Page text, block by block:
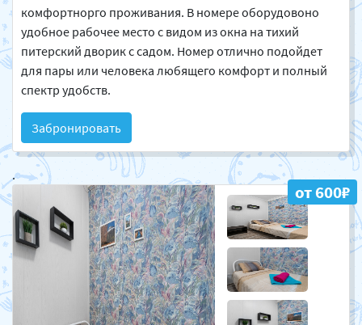
комфортнорго проживания. В номере оборудовоно
удобное рабочее место с видом из окна на тихий
питерский дворик с садом. Номер отлично подойдет
для пары или человека любящего комфорт и полный
спектр удобств.
Забронировать
.
от 600₽